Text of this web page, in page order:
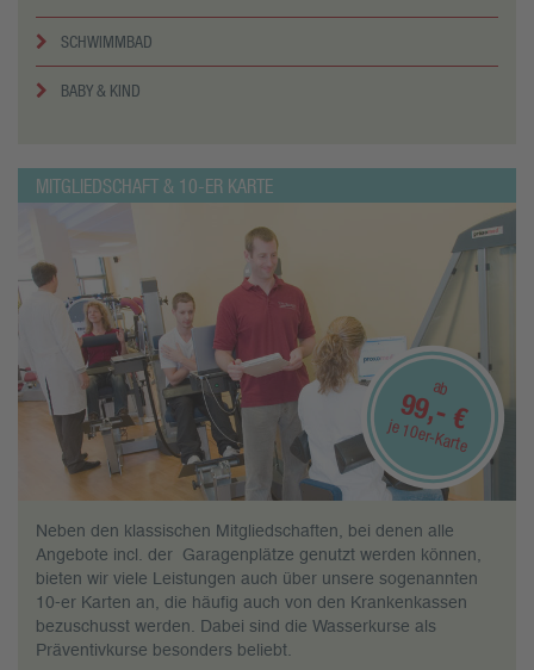
SCHWIMMBAD
BABY & KIND
MITGLIEDSCHAFT & 10-ER KARTE
ab
99,- €
je 10er-Karte
Neben den klassischen Mitgliedschaften, bei denen alle
Angebote incl. der Garagenplätze genutzt werden können,
bieten wir viele Leistungen auch über unsere sogenannten
10-er Karten an, die häufig auch von den Krankenkassen
bezuschusst werden. Dabei sind die Wasserkurse als
Präventivkurse besonders beliebt.